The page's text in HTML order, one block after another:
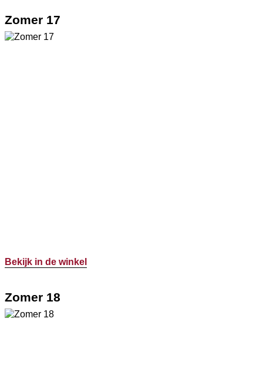
Zomer 17
Bekijk in de winkel
Zomer 18